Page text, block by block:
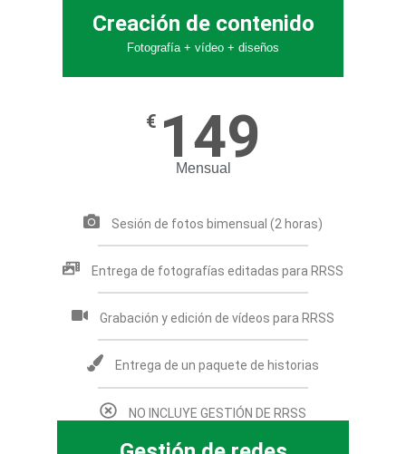
Creación de contenido
Fotografía + vídeo + diseños
€ 149
Mensual
Sesión de fotos bimensual (2 horas)
Entrega de fotografías editadas para RRSS
Grabación y edición de vídeos para RRSS
Entrega de un paquete de historias
NO INCLUYE GESTIÓN DE RRSS